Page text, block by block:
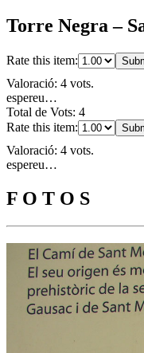
Torre Negra –
Rate this item:
Valoració: 4 vots.
espereu…
Total de Vots: 4
Rate this item:
Valoració: 4 vots.
espereu…
F O T O S